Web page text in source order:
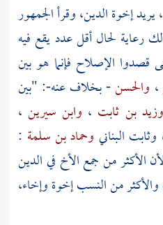
، يريد إخوة الدين، وقرأ الجمهور
رعاية لحال أقل عدد يقع فيه
قصدوا الإصلاح فإنما هو بين
، والحسن- بخلاف عنه-: "بين
وزيد بن ثابت ، وابن سيرين ،
وثابت البناني وحماد بن سلمة :
من جمع الأخ في الدين
من النسب إخوة وإخاء،